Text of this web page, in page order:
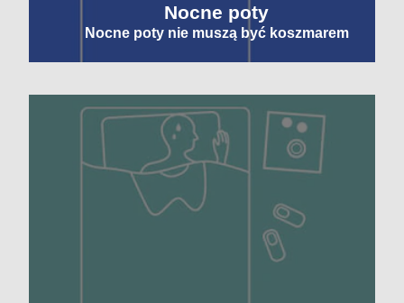
Nocne poty
Nocne poty nie muszą być koszmarem